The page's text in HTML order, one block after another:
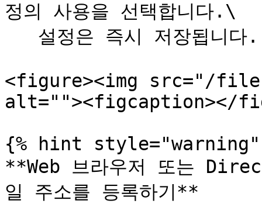
정의 사용을 선택합니다.\
<figure><img src="/files/
alt=""><figcaption></
{% hint style="warning"
**Web 브라우저 또는
일 주소를 등록하기**